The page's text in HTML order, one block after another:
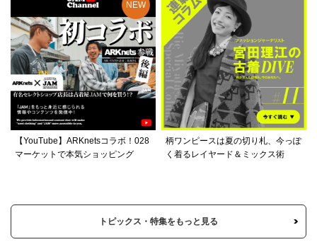
【YouTube】ARKnetsコラボ！028
マーケットで本気ショッピング
柄ワンピースは夏の切り札、今っぽ
く着るレイヤード＆ミックス術
トピックス・特集をもっと見る